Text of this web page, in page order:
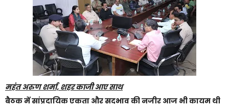
महंत अरुण शर्मा, शहर काजी आए साथ
बैठक में सांप्रदायिक एकता और सदभाव की नजीर आज भी कायम थी